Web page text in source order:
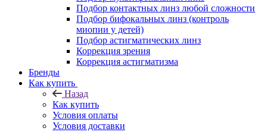
Подбор контактных линз любой сложности
Подбор бифокальных линз (контроль
миопии у детей)
Подбор астигматических линз
Коррекция зрения
Коррекция астигматизма
Бренды
Как купить
Назад
Как купить
Условия оплаты
Условия доставки